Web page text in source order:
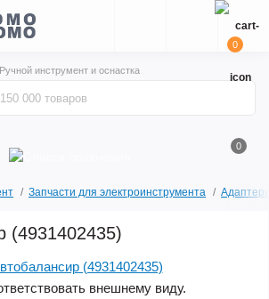
Ручной инструмент и оснастка
0
0
Запчасти для электроинструмента
(4931402435)
внешнему виду.